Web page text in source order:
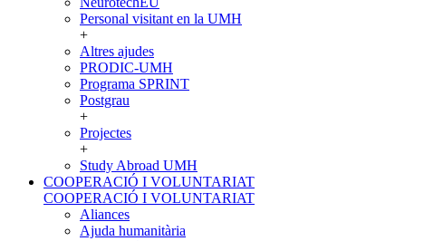
Personal visitant en la UMH
+
Altres ajudes
PRODIC-UMH
Programa SPRINT
Postgrau
+
Projectes
+
Study Abroad UMH
COOPERACIÓ I VOLUNTARIAT
COOPERACIÓ I VOLUNTARIAT
Aliances
Ajuda humanitària